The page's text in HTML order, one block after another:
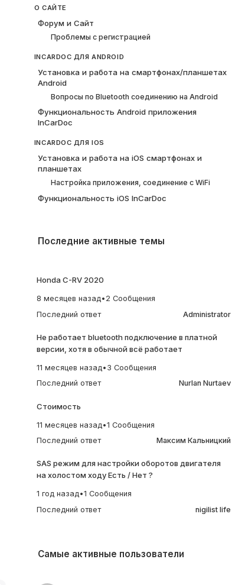
О САЙТЕ
Форум и Сайт
Проблемы с регистрацией
INCARDOC ДЛЯ ANDROID
Установка и работа на смартфонах/планшетах
Android
Вопросы по Bluetooth соединению на Android
Функциональность Android приложения
InCarDoc
INCARDOC ДЛЯ IOS
Установка и работа на iOS смартфонах и
планшетах
Настройка приложения, соединение с WiFi
Функциональность iOS InCarDoc
Последние активные темы
Honda C-RV 2020
8 месяцев назад• 2 Сообщения
Последний ответ
Administrator
Не работает bluetooth подключение в платной
версии, хотя в обычной всё работает
11 месяцев назад • 3 Сообщения
Последний ответ
Nurlan Nurtaev
Стоимость
11 месяцев назад •1 Сообщения
Последний ответ
Максим Кальницкий
SAS режим для настройки оборотов двигателя
на холостом ходу Есть / Нет ?
1 год назад•1 Сообщения
Последний ответ
nigilist life
Самые активные пользователи